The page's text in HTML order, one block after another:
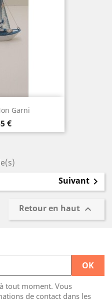
Garni
€
Suivant 
Retour en haut 
tout moment. Vous
de contact dans les